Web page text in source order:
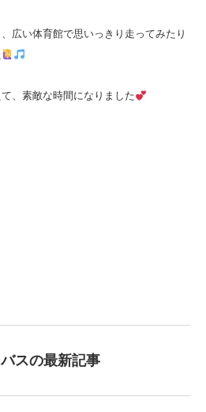
広い体育館で思いっきり走ってみたり
、素敵な時間になりました
スの最新記事